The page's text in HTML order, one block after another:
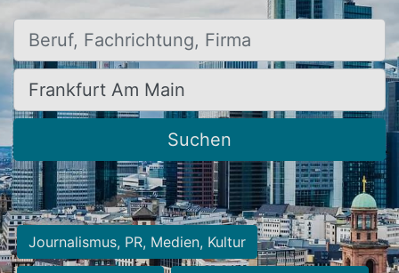
Beruf, Fachrichtung, Firma
Ort, Stadt
Suchen
Journalismus, PR, Medien, Kultur